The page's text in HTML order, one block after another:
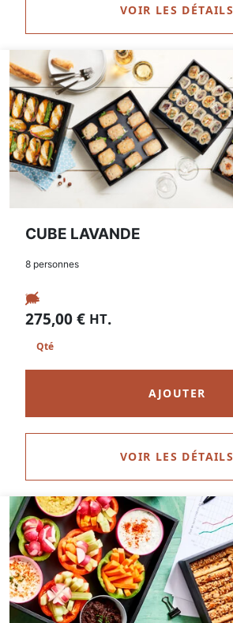
VOIR LES DÉTAILS
CUBE LAVANDE
8 personnes
275,00€ HT.
AJOUTER
VOIR LES DÉTAILS